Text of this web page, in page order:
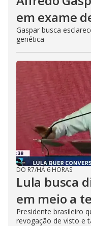
em exame
Gaspar busca
genética
DO R7/HÁ 6 HORAS
Lula busca
em meio a
Presidente brasileiro
revogação de visto e